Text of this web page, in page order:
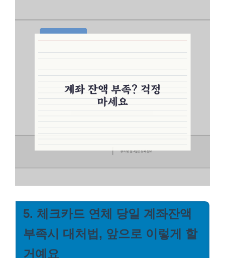
5. 체크카드 연체 당일 계좌잔액
부족시 대처법, 앞으로 이렇게 할
거예요